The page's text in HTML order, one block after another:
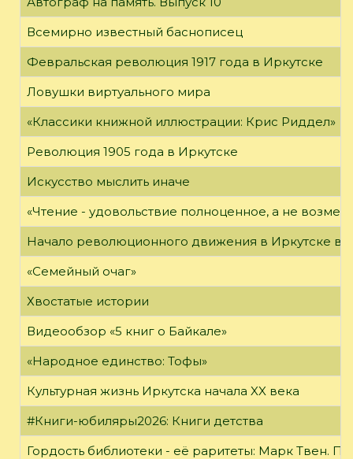
Всемирно известный баснописец
Февральская революция 1917 года в Иркутске
Ловушки виртуального мира
«Классики книжной иллюстрации: Крис Риддел»
Революция 1905 года в Иркутске
Искусство мыслить иначе
«Чтение - удовольствие полноценное, а не
Начало революционного движения в Иркутске в
«Семейный очаг»
Хвостатые истории
Видеообзор «5 книг о Байкале»
«Народное единство: Тофы»
Культурная жизнь Иркутска начала XX века
#Книги-юбиляры2026: Книги детства
Гордость библиотеки - её раритеты: Марк Твен.